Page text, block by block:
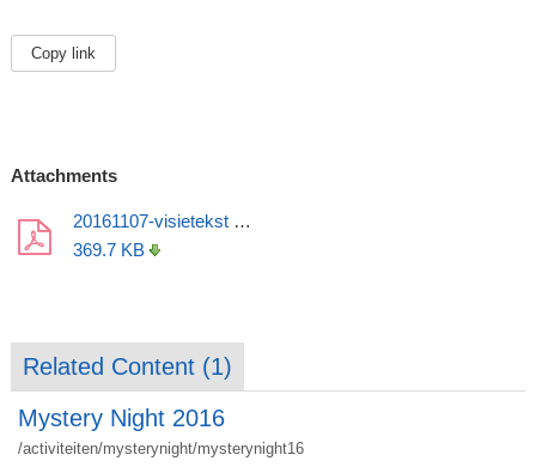
Copy link
Attachments
20161107-visietekst MyVo (updated and explained).pdf
369.7 KB
Related Content (1)
Mystery Night 2016
/activiteiten/mysterynight/mysterynight16